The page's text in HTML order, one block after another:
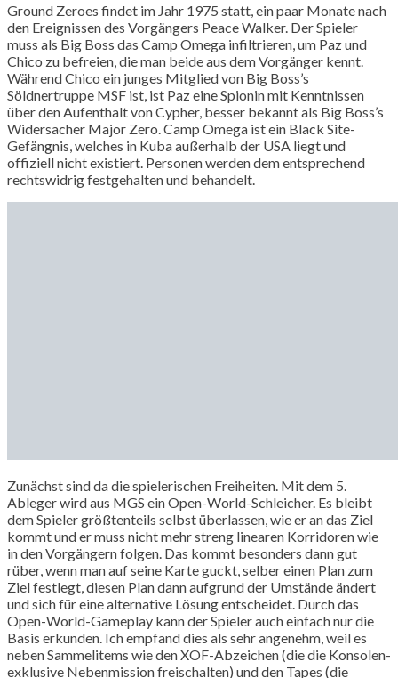
Ground Zeroes findet im Jahr 1975 statt, ein paar Monate nach
den Ereignissen des Vorgängers Peace Walker. Der Spieler
muss als Big Boss das Camp Omega infiltrieren, um Paz und
Chico zu befreien, die man beide aus dem Vorgänger kennt.
Während Chico ein junges Mitglied von Big Boss’s
Söldnertruppe MSF ist, ist Paz eine Spionin mit Kenntnissen
über den Aufenthalt von Cypher, besser bekannt als Big Boss’s
Widersacher Major Zero. Camp Omega ist ein Black Site-
Gefängnis, welches in Kuba außerhalb der USA liegt und
offiziell nicht existiert. Personen werden dem entsprechend
rechtswidrig festgehalten und behandelt.
Zunächst sind da die spielerischen Freiheiten. Mit dem 5.
Ableger wird aus MGS ein Open-World-Schleicher. Es bleibt
dem Spieler größtenteils selbst überlassen, wie er an das Ziel
kommt und er muss nicht mehr streng linearen Korridoren wie
in den Vorgängern folgen. Das kommt besonders dann gut
rüber, wenn man auf seine Karte guckt, selber einen Plan zum
Ziel festlegt, diesen Plan dann aufgrund der Umstände ändert
und sich für eine alternative Lösung entscheidet. Durch das
Open-World-Gameplay kann der Spieler auch einfach nur die
Basis erkunden. Ich empfand dies als sehr angenehm, weil es
neben Sammelitems wie den XOF-Abzeichen (die die Konsolen-
exklusive Nebenmission freischalten) und den Tapes (die